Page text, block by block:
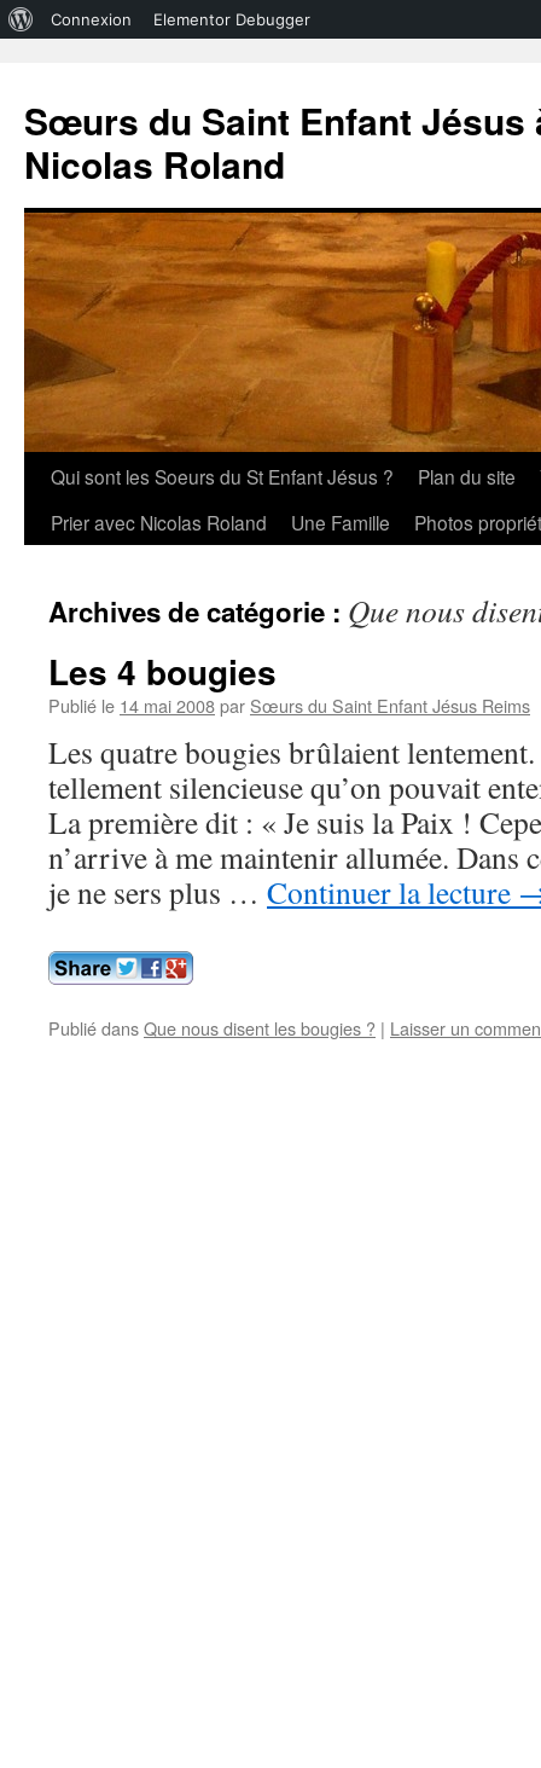
WordPress
Connexion Elementor Debugger
Sœurs du Saint Enfant Jésus
Nicolas Roland
Aller
Qui sont les Soeurs du St Enfant Jésus ? Plan du site
Prier avec Nicolas Roland
Une Famille Photos
Archives de catégorie : Que nous
Les 4 bougies
Publié le 14 mai 2008par Sœurs du Saint Enfant Jésus Reims
Les quatre bougies brûlaient
tellement silencieuse qu’on pouvait
La première dit : « Je suis la Paix !
n’arrive à me maintenir allumée. Dans
je ne sers plus … Continuer la lecture
Publié dansQue nous disent les bougies ? | Laisser un